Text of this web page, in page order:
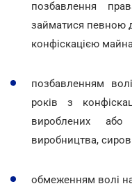
позбавлення
займатися певною
конфіскацією
позбавленням
років з
вироблених або
виробництва,
обмеженням волі